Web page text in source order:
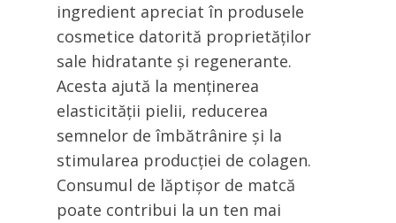
ingredient apreciat în produsele
cosmetice datorită proprietăților
sale hidratante și regenerante.
Acesta ajută la menținerea
elasticității pielii, reducerea
semnelor de îmbătrânire și la
stimularea producției de colagen.
Consumul de lăptișor de matcă
poate contribui la un ten mai